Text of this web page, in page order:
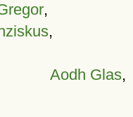
,
,
Aodh Glas,